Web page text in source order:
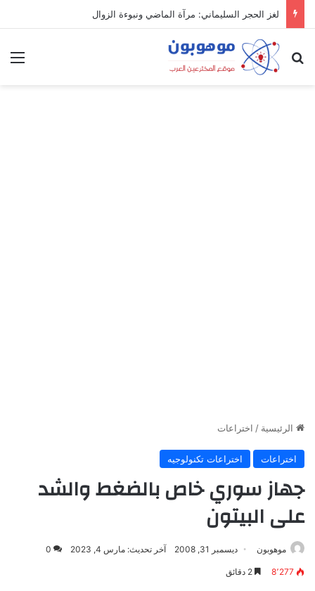
لغز الحجر السليماني: مرآة الماضي ونبوءة الزوال
بحث عن
الرئيسية / اختراعات
اختراعات اختراعات تكنولوجيه
جهاز سوري خاص بالضغط والشد
على البيتون
موهوبون ديسمبر 31, 2008 آخر تحديث: مارس 4, 2023 0
8٬277